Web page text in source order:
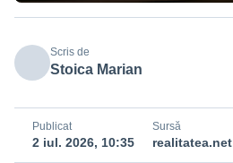
Scris de
Stoica Marian
Publicat
2 iul. 2026, 10:35
Sursă
realitatea.net